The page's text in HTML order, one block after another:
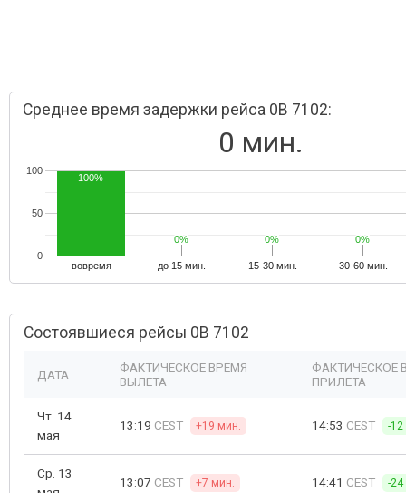
Среднее время задержки рейса 0B 7102:
0 мин.
вовремя до 15 мин. 15-30 мин. 30-60 мин.
0
50
100
100%
0%
0% 0%
0% 0%
0%
Состоявшиеся рейсы 0B 7102
ДАТА
ФАКТИЧЕСКОЕ ВРЕМЯ
ВЫЛЕТА
ФАКТИЧЕСКОЕ
ПРИЛЕТА
Чт. 14
мая
13:19 CEST +19 мин. 14:53 CEST -
Ср. 13
13:07 CEST +7 мин. 14:41 CEST -